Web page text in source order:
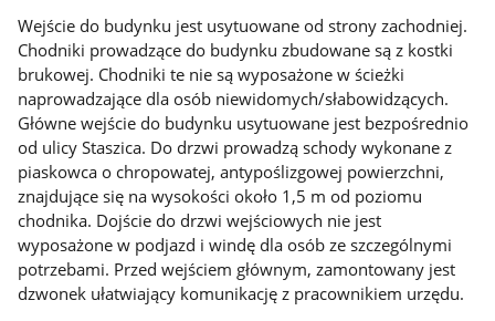
Wejście do budynku jest usytuowane od strony zachodniej.
Chodniki prowadzące do budynku zbudowane są z kostki
brukowej. Chodniki te nie są wyposażone w ścieżki
naprowadzające dla osób niewidomych/słabowidzących.
Główne wejście do budynku usytuowane jest bezpośrednio
od ulicy Staszica. Do drzwi prowadzą schody wykonane z
piaskowca o chropowatej, antypoślizgowej powierzchni,
znajdujące się na wysokości około 1,5 m od poziomu
chodnika. Dojście do drzwi wejściowych nie jest
wyposażone w podjazd i windę dla osób ze szczególnymi
potrzebami. Przed wejściem głównym, zamontowany jest
dzwonek ułatwiający komunikację z pracownikiem urzędu.